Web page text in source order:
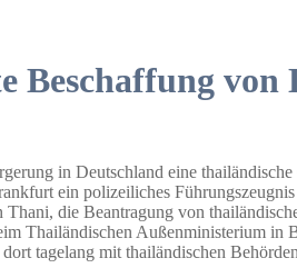
Beschaffung von
in Deutschland eine
ein polizeiliches
die Beantragung von
Thailändischen Außenministerium
tagelang mit thailändischen